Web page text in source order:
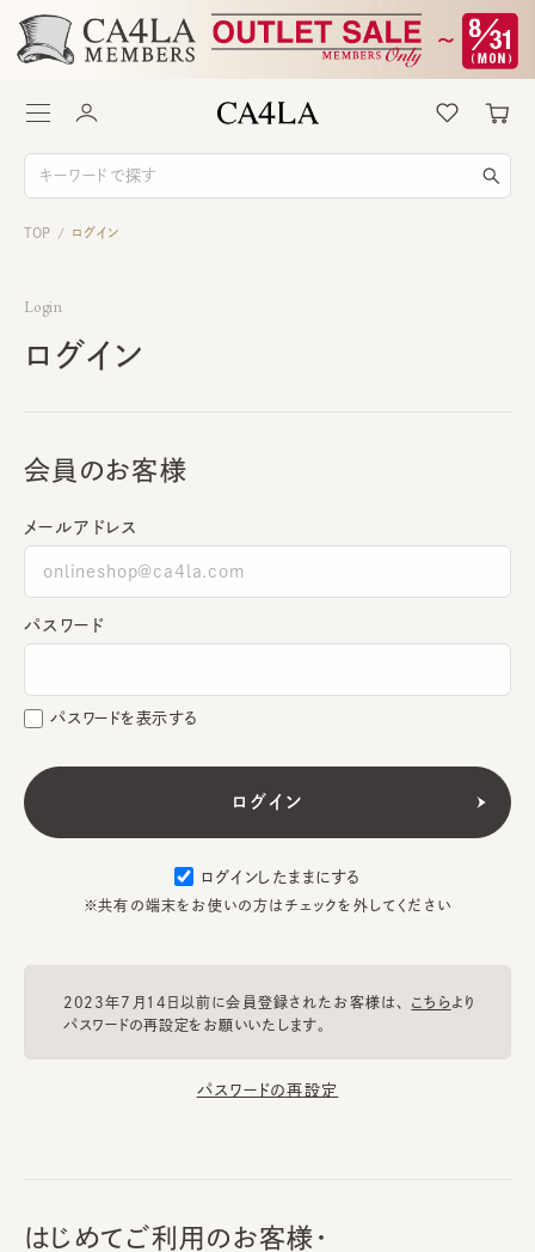
TOP / ログイン
Login
ログイン
会員のお客様
メールアドレス
パスワード
パスワードを表示する
ログインしたままにする
※共有の端末をお使いの方はチェックを外してください
2023年7月14日以前に会員登録されたお客様は、 こちらより
パスワードの再設定をお願いいたします。
パスワードの再設定
はじめてご利用のお客様・